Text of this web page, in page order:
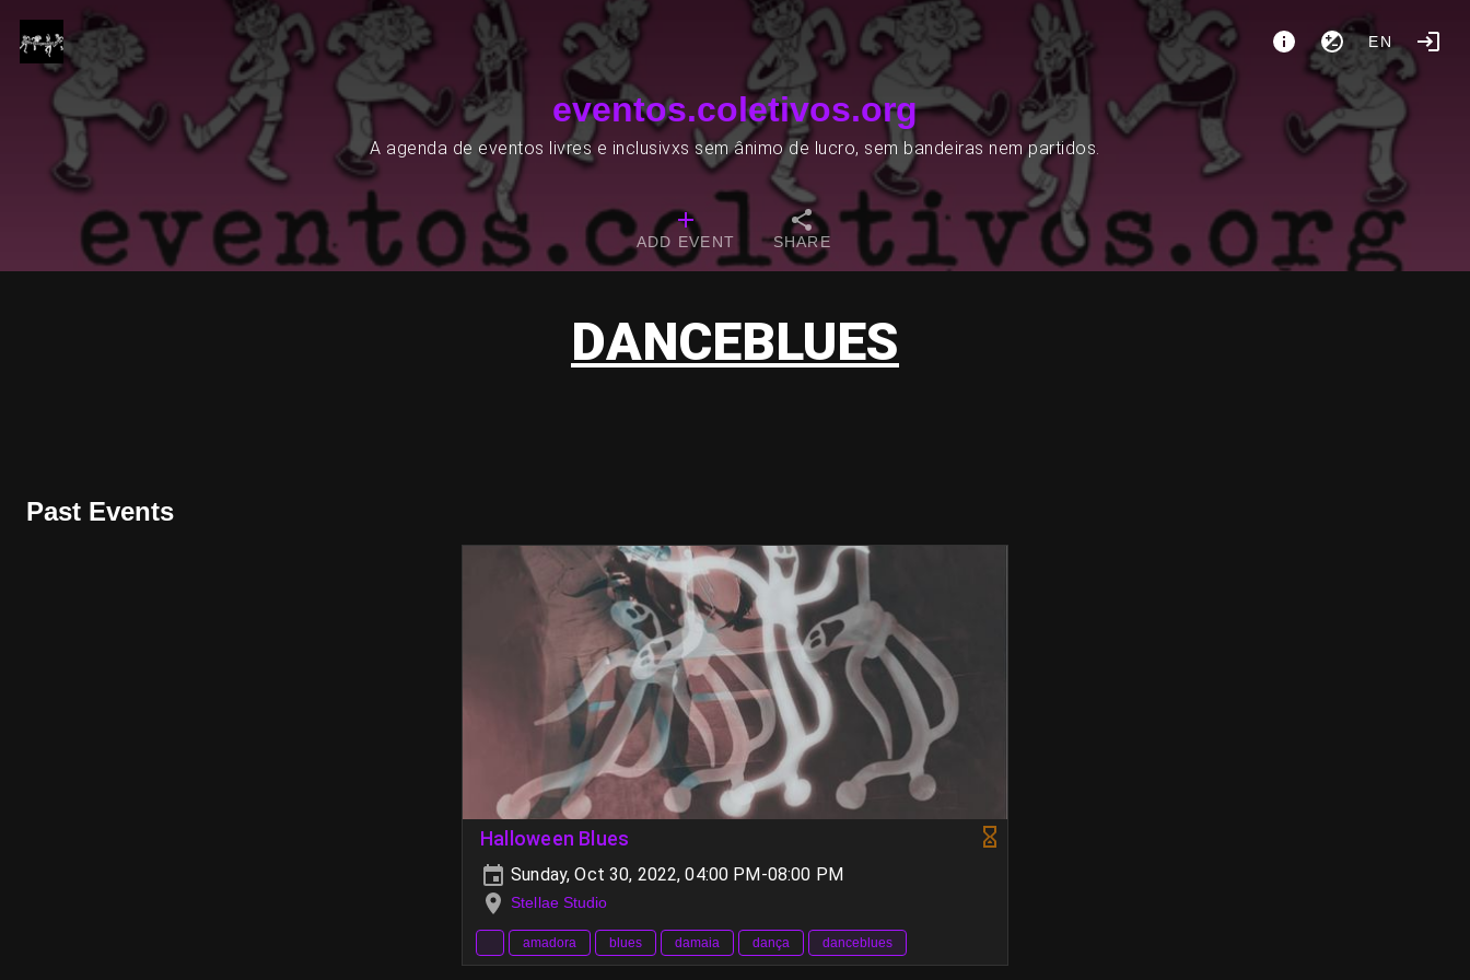
EN
eventos.coletivos.org
A agenda de eventos livres e inclusivxs sem ânimo de lucro, sem bandeiras nem partidos.
ADD EVENT SHARE
DANCEBLUES
Past Events
Halloween Blues
Sunday, Oct 30, 2022, 04:00 PM-08:00 PM
Stellae Studio
amadora blues damaia dança danceblues